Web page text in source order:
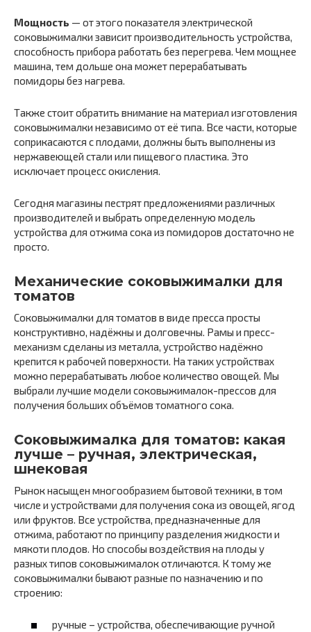
Мощность — от этого показателя электрической
соковыжималки зависит производительность устройства,
способность прибора работать без перегрева. Чем мощнее
машина, тем дольше она может перерабатывать
помидоры без нагрева.
Также стоит обратить внимание на материал изготовления
соковыжималки независимо от её типа. Все части, которые
соприкасаются с плодами, должны быть выполнены из
нержавеющей стали или пищевого пластика. Это
исключает процесс окисления.
Сегодня магазины пестрят предложениями различных
производителей и выбрать определенную модель
устройства для отжима сока из помидоров достаточно не
просто.
Механические соковыжималки для
томатов
Соковыжималки для томатов в виде пресса просты
конструктивно, надёжны и долговечны. Рамы и пресс-
механизм сделаны из металла, устройство надёжно
крепится к рабочей поверхности. На таких устройствах
можно перерабатывать любое количество овощей. Мы
выбрали лучшие модели соковыжималок-прессов для
получения больших объёмов томатного сока.
Соковыжималка для томатов: какая
лучше – ручная, электрическая,
шнековая
Рынок насыщен многообразием бытовой техники, в том
числе и устройствами для получения сока из овощей, ягод
или фруктов. Все устройства, предназначенные для
отжима, работают по принципу разделения жидкости и
мякоти плодов. Но способы воздействия на плоды у
разных типов соковыжималок отличаются. К тому же
соковыжималки бывают разные по назначению и по
строению:
ручные – устройства, обеспечивающие ручной